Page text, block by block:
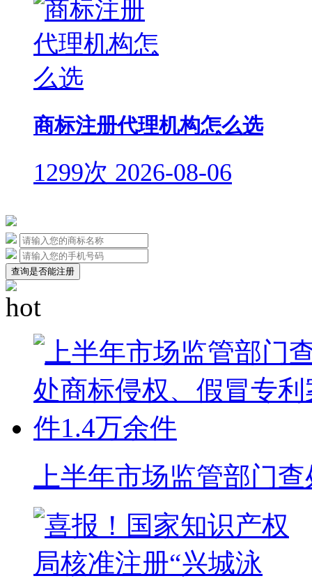
商标注册代理机构怎么选
1299次 2026-08-06
查询是否能注册
上半年市场监管部门